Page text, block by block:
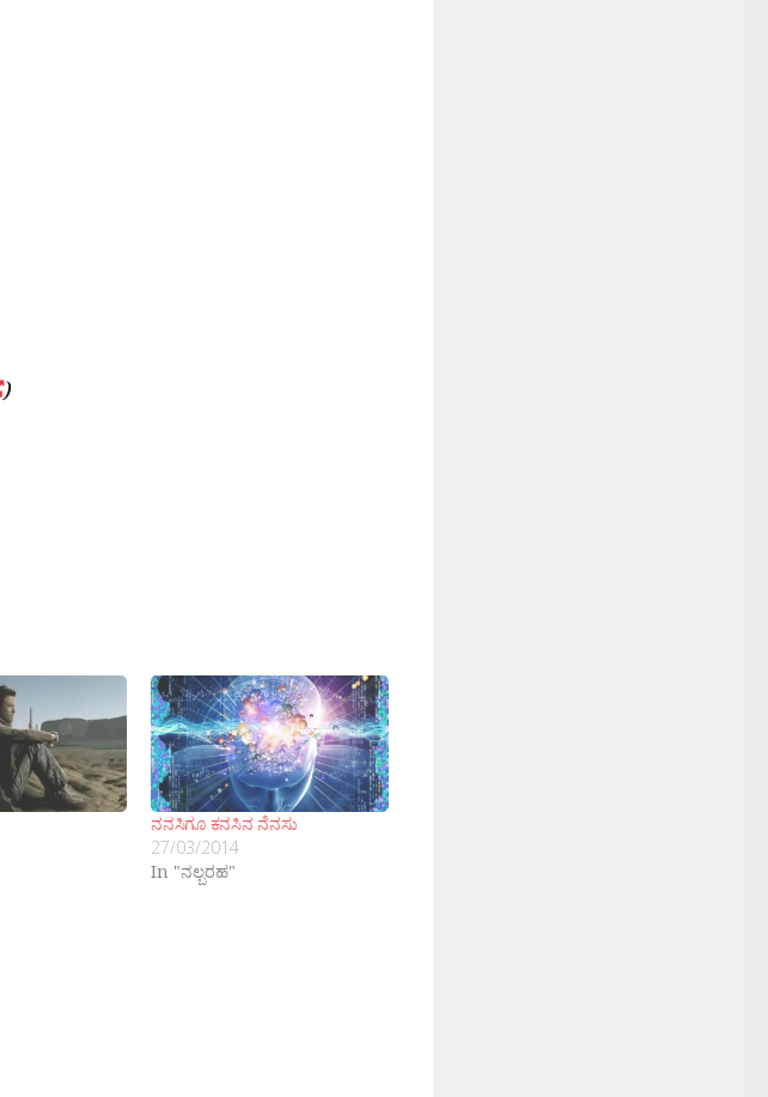
)
ನನಸಿಗೂ ಕನಸಿನ ನೆನಸು
27/03/2014
In "ನಲ್ಬರಹ"